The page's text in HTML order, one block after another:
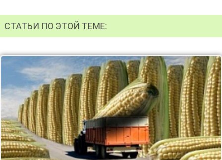
СТАТЬИ ПО ЭТОЙ ТЕМЕ: